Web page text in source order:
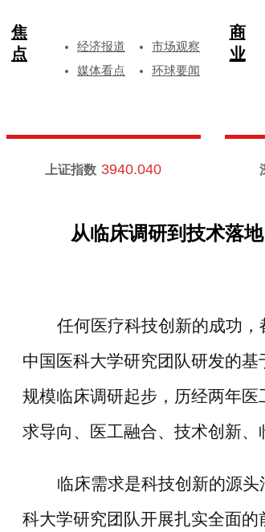
焦
点
经济报道
市场观察
媒体看点
环球要闻
商
业
上证指数 3940.040
从临床调研到技术落
任何医疗科技创新的成功，
中国医科大学研究团队研发的
规模临床调研起步，历经两年
求导向、医工融合、技术创新、
临床需求是科技创新的源
科大学研究团队开展扎实全面